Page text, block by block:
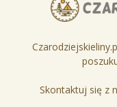
Skontaktuj się z